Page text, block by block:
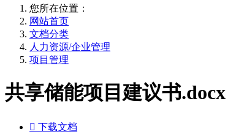
您所在位置：
网站首页
文档分类
人力资源/企业管理
项目管理
共享储能项目建议书.docx
 下载文档